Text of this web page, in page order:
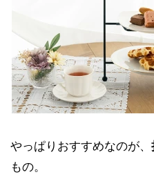
やっぱりおすすめなのが、
もの。